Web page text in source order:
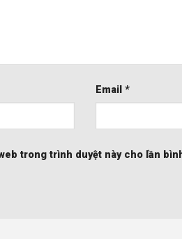
Email *
trong trình duyệt này cho lần